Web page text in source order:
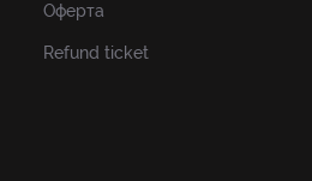
Оферта
Refund ticket